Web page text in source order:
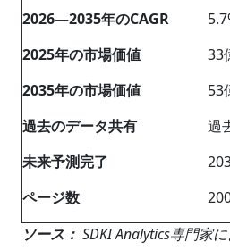
2026―2035年のCAGR
2025年の市場価値
33
2035年の市場価値
53
過去のデータ共有
過
未来予測完了
ページ数
ソース： SDKI Analytics専門家